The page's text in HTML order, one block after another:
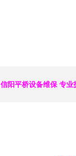
信阳平桥设备维保 专